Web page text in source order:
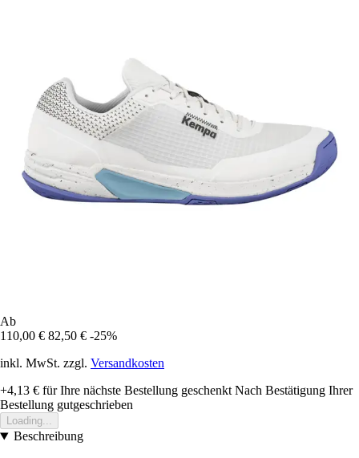
Ab
110,00 € 82,50 € -25%
inkl. MwSt. zzgl. Versandkosten
+4,13 € für Ihre nächste Bestellung geschenkt Nach Bestätigung Ihrer
Bestellung gutgeschrieben
Loading...
Beschreibung